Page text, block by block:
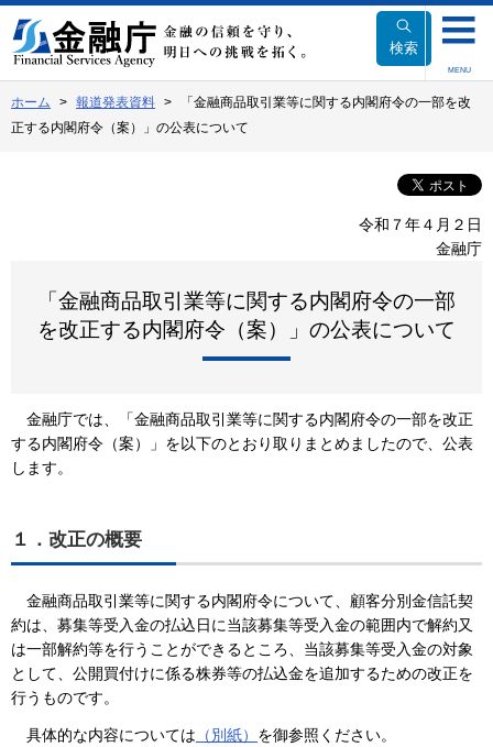
文
へ
動
検索
MENU
ホーム 報道発表資料
「金融商品取引業等に関する内閣府令の一部を改
正する内閣府令（案）」の公表について
令和７年４月２日
金融庁
「金融商品取引業等に関する内閣府令の一部
を改正する内閣府令（案）」の公表について
金融庁では、「金融商品取引業等に関する内閣府令の一部を改正
する内閣府令（案）」を以下のとおり取りまとめましたので、公表
します。
１．改正の概要
金融商品取引業等に関する内閣府令について、顧客分別金信託契
約は、募集等受入金の払込日に当該募集等受入金の範囲内で解約又
は一部解約等を行うことができるところ、当該募集等受入金の対象
として、公開買付けに係る株券等の払込金を追加するための改正を
行うものです。
具体的な内容については （別紙） を御参照ください。